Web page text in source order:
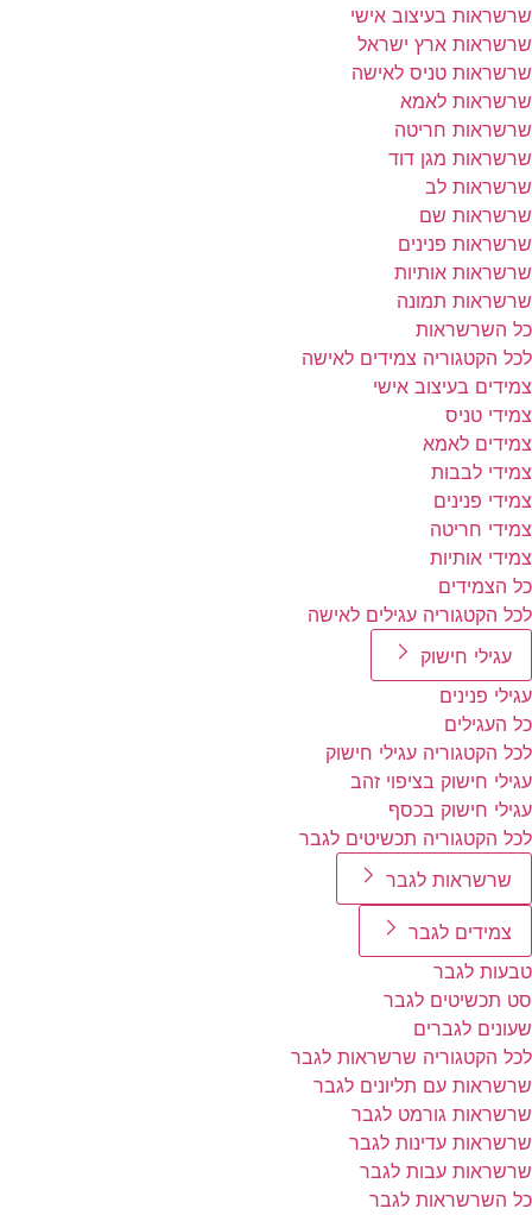
שרשראות בעיצוב אישי
שרשראות ארץ ישראל
שרשראות טניס לאישה
שרשראות לאמא
שרשראות חריטה
שרשראות מגן דוד
שרשראות לב
שרשראות שם
שרשראות פנינים
שרשראות אותיות
שרשראות תמונה
כל השרשראות
לכל הקטגוריה צמידים לאישה
צמידים בעיצוב אישי
צמידי טניס
צמידים לאמא
צמידי לבבות
צמידי פנינים
צמידי חריטה
צמידי אותיות
כל הצמידים
לכל הקטגוריה עגילים לאישה
עגילי חישוק
עגילי פנינים
כל העגילים
לכל הקטגוריה עגילי חישוק
עגילי חישוק בציפוי זהב
עגילי חישוק בכסף
לכל הקטגוריה תכשיטים לגבר
שרשראות לגבר
צמידים לגבר
טבעות לגבר
סט תכשיטים לגבר
שעונים לגברים
לכל הקטגוריה שרשראות לגבר
שרשראות עם תליונים לגבר
שרשראות גורמט לגבר
שרשראות עדינות לגבר
שרשראות עבות לגבר
כל השרשראות לגבר